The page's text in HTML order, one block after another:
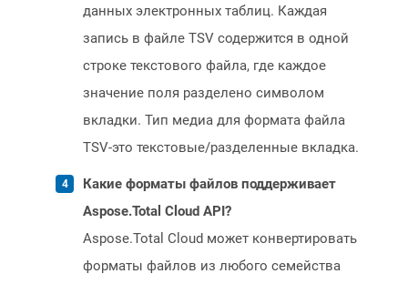
данных электронных таблиц. Каждая
запись в файле TSV содержится в одной
строке текстового файла, где каждое
значение поля разделено символом
вкладки. Тип медиа для формата файла
TSV-это текстовые/разделенные вкладка.
Какие форматы файлов поддерживает
Aspose.Total Cloud API?
Aspose.Total Cloud может конвертировать
форматы файлов из любого семейства